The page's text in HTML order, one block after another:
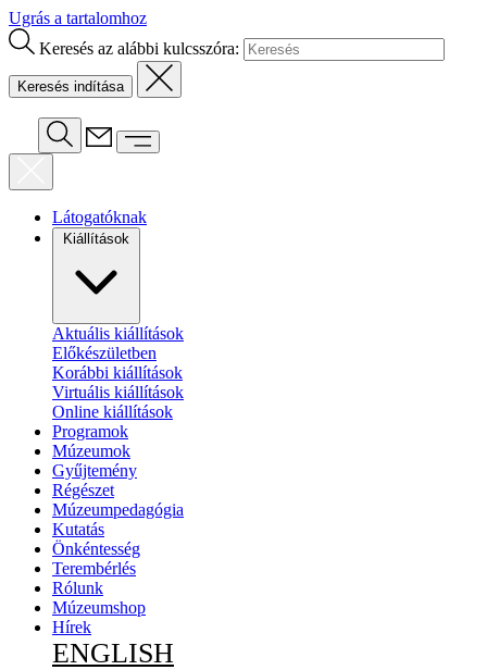
Ugrás a tartalomhoz
Keresés az alábbi kulcsszóra:
Látogatóknak
Kiállítások
Aktuális kiállítások
Előkészületben
Korábbi kiállítások
Virtuális kiállítások
Online kiállítások
Programok
Múzeumok
Gyűjtemény
Régészet
Múzeumpedagógia
Kutatás
Önkéntesség
Terembérlés
Rólunk
Múzeumshop
Hírek
ENGLISH